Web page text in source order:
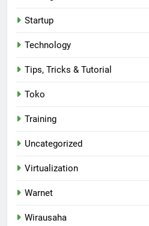
Startup
Technology
Tips, Tricks & Tutorial
Toko
Training
Uncategorized
Virtualization
Warnet
Wirausaha